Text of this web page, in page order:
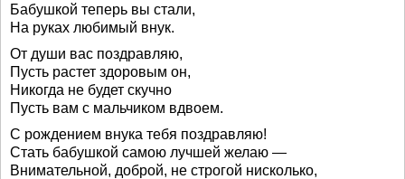
Бабушкой теперь вы стали,
На руках любимый внук.
От души вас поздравляю,
Пусть растет здоровым он,
Никогда не будет скучно
Пусть вам с мальчиком вдвоем.
С рождением внука тебя поздравляю!
Стать бабушкой самою лучшей желаю —
Внимательной, доброй, не строгой нисколько,